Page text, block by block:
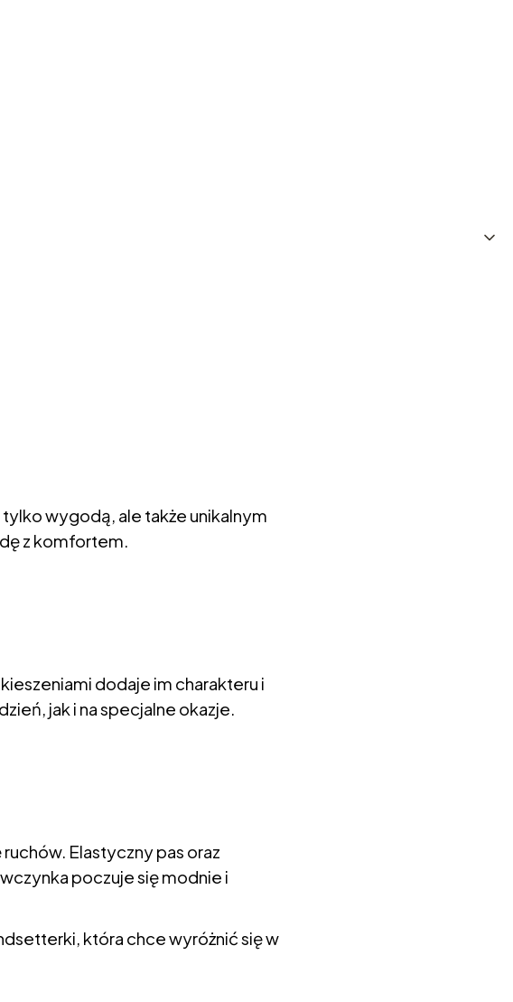
wygodą, ale także unikalnym
z komfortem.
dodaje im charakteru i
jak i na specjalne okazje.
Elastyczny pas oraz
poczuje się modnie i
która chce wyróżnić się w